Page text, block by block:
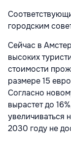
городским
Сейчас в
высоких
стоимости
размере 15
Согласно
вырастет до
увеличиваться
2030 году не